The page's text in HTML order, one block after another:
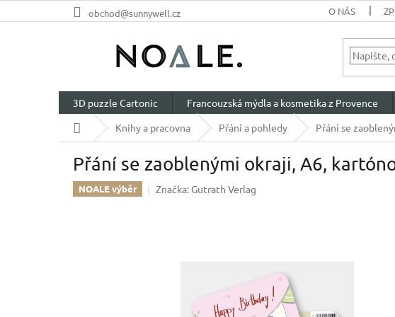
na
obchod@sunnywell.cz O NÁS
3D puzzle Cartonic Francouzská mýdla a kosmetika z Provence
Domů
Knihy a pracovna Přání a pohledy Přání se
Přání se zaoblenými okraji, A6,
NOALE výběr Značka: Gutrath Verlag